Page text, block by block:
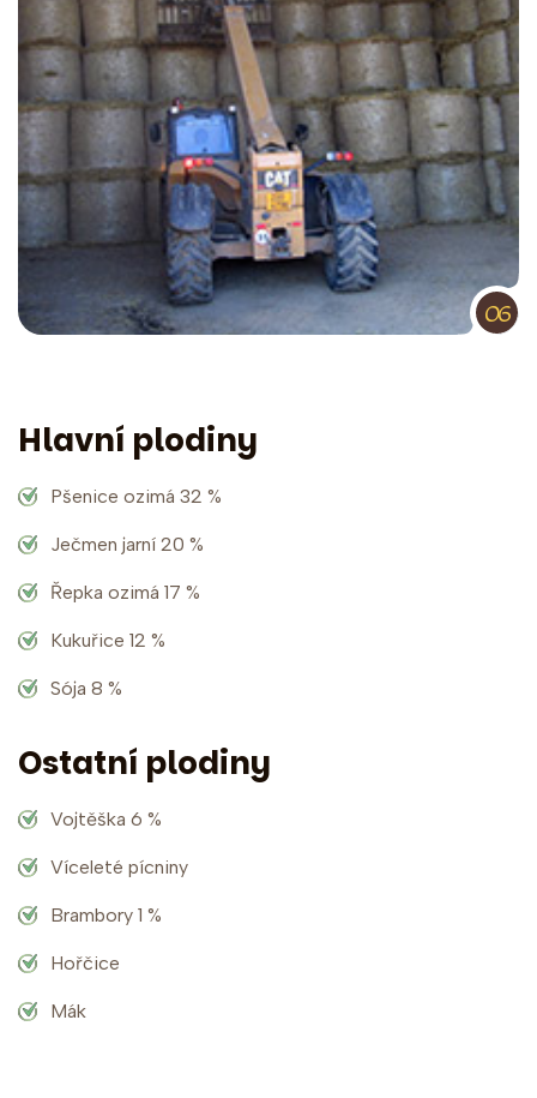
06
Hlavní plodiny
Pšenice ozimá 32 %
Ječmen jarní 20 %
Řepka ozimá 17 %
Kukuřice 12 %
Sója 8 %
Ostatní plodiny
Vojtěška 6 %
Víceleté pícniny
Brambory 1 %
Hořčice
Mák